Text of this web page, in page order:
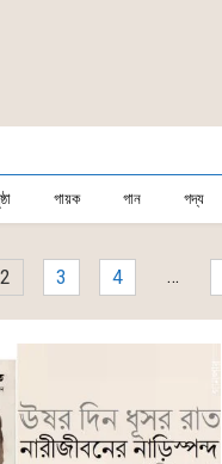
গায়ক গান গদ্য
2 3 4 …